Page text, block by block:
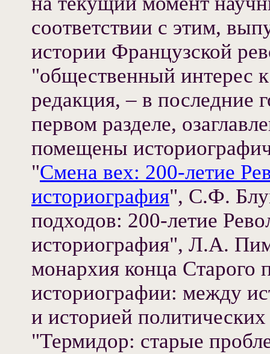
соответствии с этим,
истории Французской
"общественный интерес
редакция, – в последние
первом разделе,
помещены
"Смена вех: 200-летие
историография", С.Ф.
подходов: 200-летие
историография", Л.А.
монархия конца Старого
историографии: между
и историей
"Термидор: старые